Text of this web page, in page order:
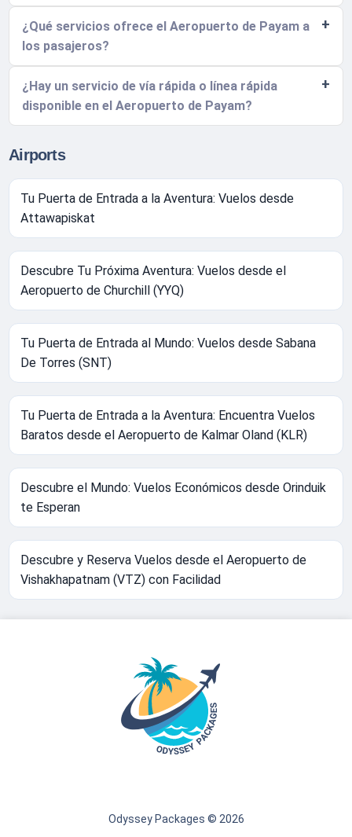
¿Qué servicios ofrece el Aeropuerto de Payam a
los pasajeros?
¿Hay un servicio de vía rápida o línea rápida
disponible en el Aeropuerto de Payam?
Airports
Tu Puerta de Entrada a la Aventura: Vuelos desde
Attawapiskat
Descubre Tu Próxima Aventura: Vuelos desde el
Aeropuerto de Churchill (YYQ)
Tu Puerta de Entrada al Mundo: Vuelos desde Sabana
De Torres (SNT)
Tu Puerta de Entrada a la Aventura: Encuentra Vuelos
Baratos desde el Aeropuerto de Kalmar Oland (KLR)
Descubre el Mundo: Vuelos Económicos desde Orinduik
te Esperan
Descubre y Reserva Vuelos desde el Aeropuerto de
Vishakhapatnam (VTZ) con Facilidad
Odyssey Packages © 2026